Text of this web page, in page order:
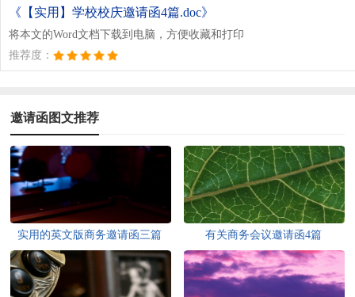
《【实用】学校校庆邀请函4篇.doc》
将本文的Word文档下载到电脑，方便收藏和打印
推荐度：
邀请函图文推荐
实用的英文版商务邀请函三篇 有关商务会议邀请函4篇